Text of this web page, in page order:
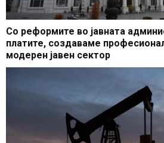
Со реформите во јавната
платите, создаваме
модерен јавен сектор